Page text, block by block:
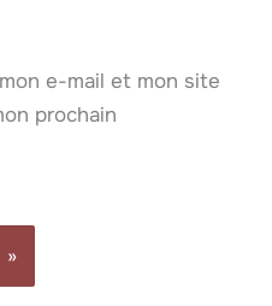
e-mail et mon site
prochain